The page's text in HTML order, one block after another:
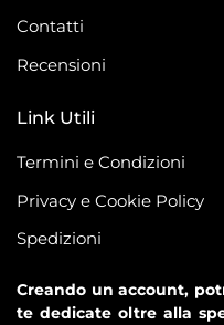
Contatti
Recensioni
Link Utili
Termini e Condizioni
Privacy e Cookie Policy
Spedizioni
Creando un account,
te dedicate oltre alla